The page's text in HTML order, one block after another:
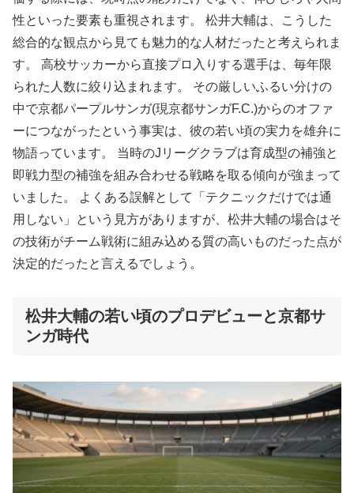
性といった要素も重視されます。 松井大輔は、こうした
総合的な観点から見ても魅力的な人材だったと考えられま
す。 高校サッカーから直接プロ入りする選手は、毎年限
られた人数に絞り込まれます。 その厳しいふるい分けの
中で京都パープルサンガ(現京都サンガF.C.)からのオファ
ーにつながったという事実は、彼の若い頃の実力を雄弁に
物語っています。 当時のJリーグクラブは育成型の補強と
即戦力型の補強を組み合わせる戦略を取る傾向が強まって
いました。 よくある誤解として「テクニックだけでは通
用しない」という見方がありますが、松井大輔の場合はそ
の技術がチーム戦術に組み込める質の高いものだった点が
決定的だったと言えるでしょう。
松井大輔の若い頃のプロデビューと京都サ
ンガ時代